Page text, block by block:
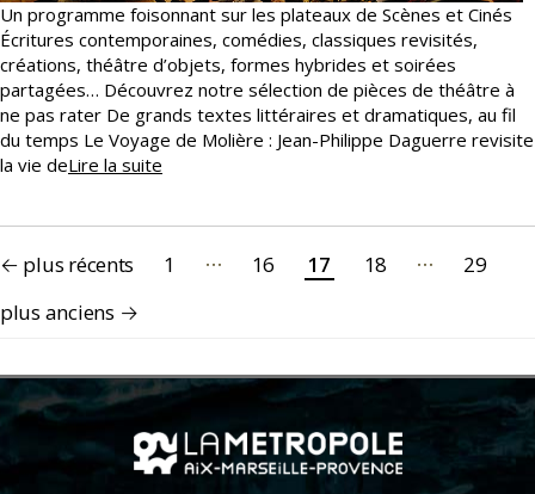
Un programme foisonnant sur les plateaux de Scènes et Cinés
Écritures contemporaines, comédies, classiques revisités,
créations, théâtre d’objets, formes hybrides et soirées
partagées… Découvrez notre sélection de pièces de théâtre à
ne pas rater De grands textes littéraires et dramatiques, au fil
du temps Le Voyage de Molière : Jean-Philippe Daguerre revisite
la vie deLire la suite
Pagination
des
publications
← plus récents 1 … 16 17 18 …
29
plus anciens →